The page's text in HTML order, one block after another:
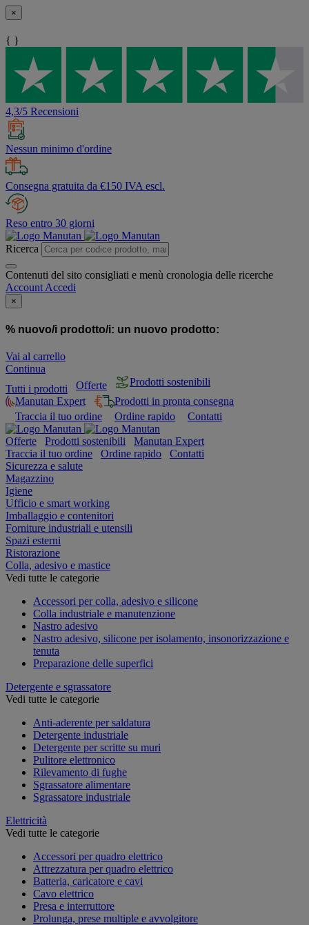
×
{ }
4,3/5 Recensioni
Nessun minimo d'ordine
Consegna gratuita da €150 IVA escl.
Reso entro 30 giorni
Ricerca
Contenuti del sito consigliati e menù cronologia delle ricerche
Account Accedi
×
% nuovo/i prodotto/i: un nuovo prodotto:
Vai al carrello
Continua
Tutti i prodotti
Offerte
Prodotti sostenibili
Manutan Expert
Prodotti in pronta consegna
Traccia il tuo ordine
Ordine rapido Contatti
Offerte Prodotti sostenibili
Manutan Expert
Traccia il tuo ordine
Ordine rapido
Contatti
Sicurezza e salute
Magazzino
Igiene
Ufficio e smart working
Imballaggio e contenitori
Forniture industriali e utensili
Spazi esterni
Ristorazione
Colla, adesivo e mastice
Vedi tutte le categorie
Accessori per colla, adesivo e silicone
Colla industriale e manutenzione
Nastro adesivo
Nastro adesivo, silicone per isolamento, insonorizzazione e
tenuta
Preparazione delle superfici
Detergente e sgrassatore
Vedi tutte le categorie
Anti-aderente per saldatura
Detergente industriale
Detergente per scritte su muri
Pulitore elettronico
Rilevamento di fughe
Sgrassatore alimentare
Sgrassatore industriale
Elettricità
Vedi tutte le categorie
Accessori per quadro elettrico
Attrezzatura per quadro elettrico
Batteria, caricatore e cavi
Cavo elettrico
Presa e interruttore
Prolunga, prese multiple e avvolgitore